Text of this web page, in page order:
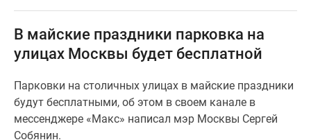
Готовые
новостройки
Новостройки
Специальные
предложения
Коммерческие
В майские праздники парковка на
улицах Москвы будет бесплатной
Парковки на столичных улицах в майские праздники
будут бесплатными, об этом в своем канале в
мессенджере «Макс» написал мэр Москвы Сергей
Собянин.